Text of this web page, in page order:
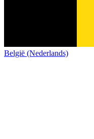
België (Nederlands)